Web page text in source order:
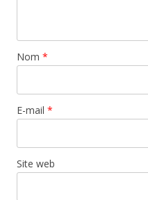
Nom *
E-mail *
Site web